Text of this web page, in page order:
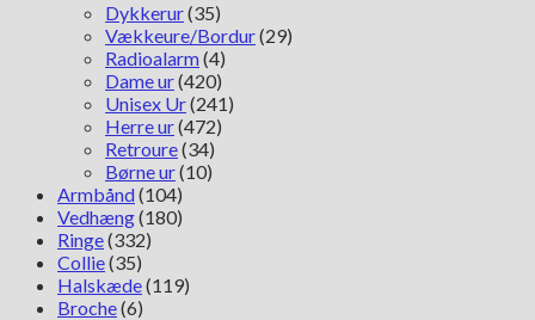
Dykkerur(35)
Vækkeure/Bordur(29)
Radioalarm(4)
Dame ur(420)
Unisex Ur(241)
Herre ur(472)
Retroure(34)
Børne ur(10)
Armbånd(104)
Vedhæng(180)
Ringe(332)
Collie(35)
Halskæde(119)
Broche(6)